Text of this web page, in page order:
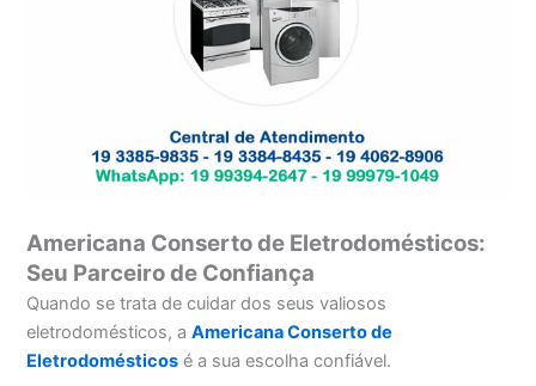
Americana Conserto de Eletrodomésticos:
Seu Parceiro de Confiança
Quando se trata de cuidar dos seus valiosos
eletrodomésticos, aAmericana Conserto de
Eletrodomésticos é a sua escolha confiável.